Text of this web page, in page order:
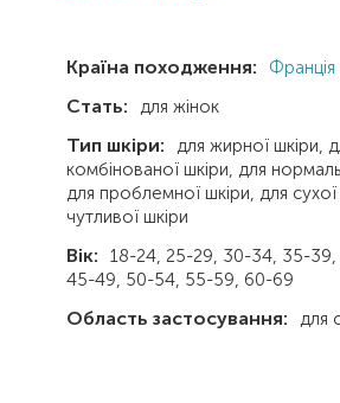
Країна походження: Франція
Стать: для жінок
Тип шкіри: для жирної шкіри
комбінованої шкіри для
для проблемної шкіри для
чутливої шкіри
Вік: 18-24 25-29 30-34 35-39
45-49 50-54 55-59 60-69
Область застосування: для